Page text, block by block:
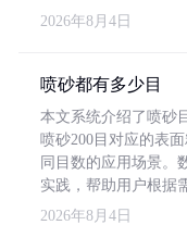
2026年8月4日
喷砂都有多少目
本文系统介绍了喷砂
喷砂200目对应的表
同目数的应用场景。
实践，帮助用户根据
2026年8月4日